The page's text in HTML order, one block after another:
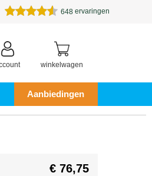
648 ervaringen
winkelwagen
Aanbiedingen
€ 76,75